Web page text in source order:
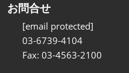
お問合せ
[email protected]
03-6739-4104
Fax: 03-4563-2100